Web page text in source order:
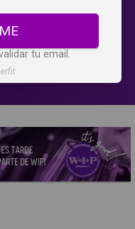
tu email.